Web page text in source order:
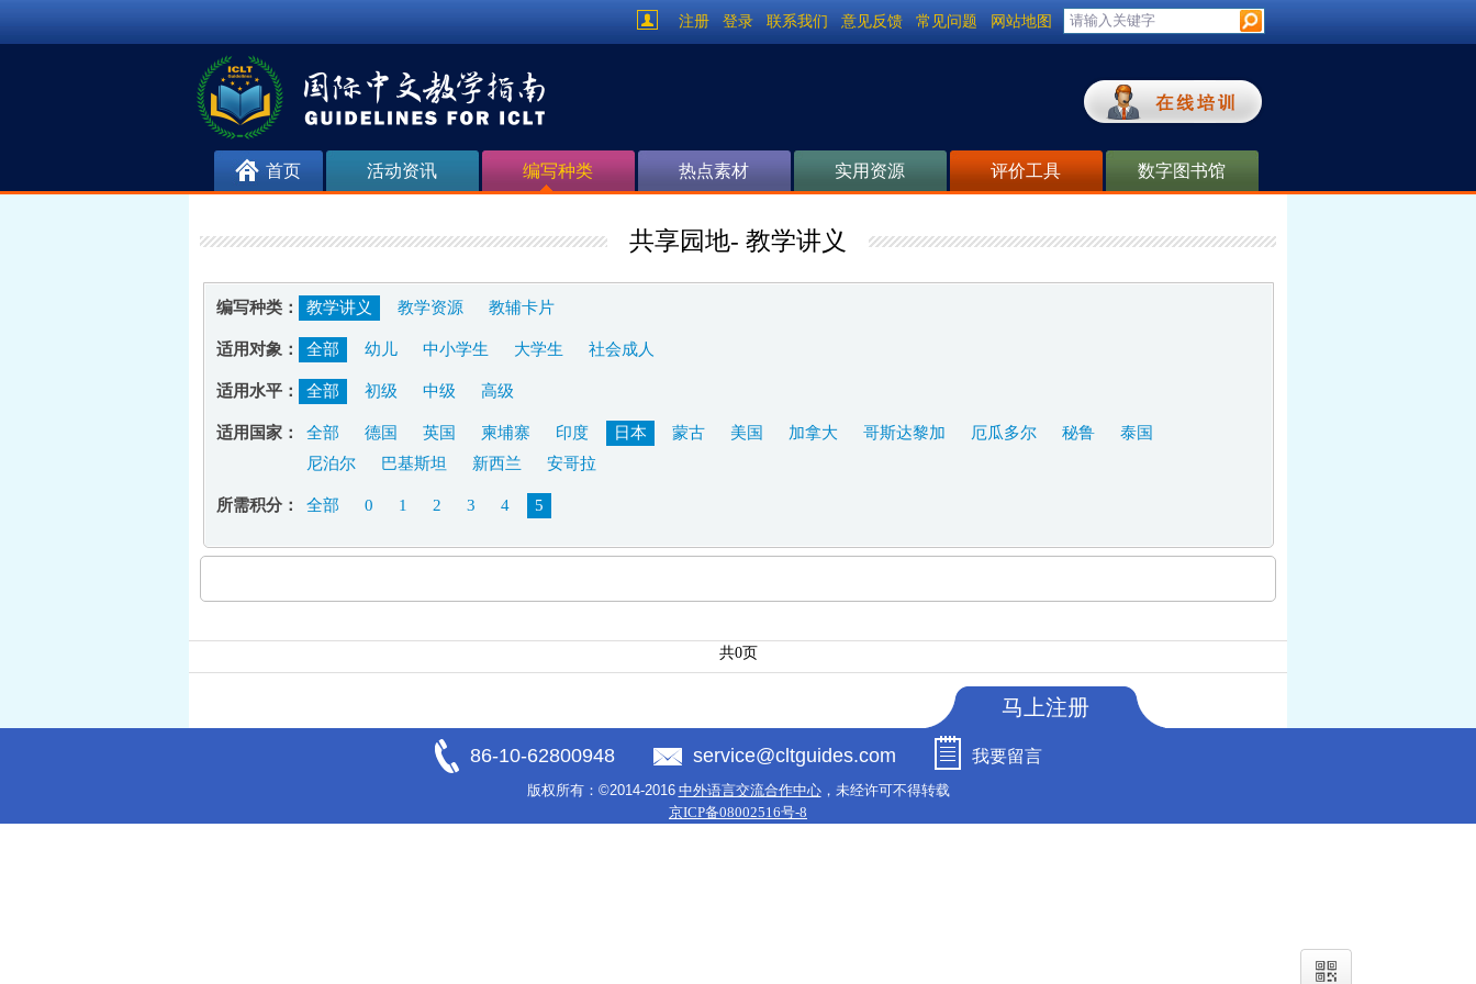
注册 登录 联系我们 意见反馈 常见问题 网站地图
首页 活动资讯 编写种类 热点素材 实用资源 评价工具 数字图书馆
共享园地- 教学讲义
编写种类： 教学讲义 教学资源 教辅卡片
适用对象： 全部 幼儿 中小学生 大学生 社会成人
适用水平： 全部 初级 中级 高级
适用国家： 全部 德国 英国 柬埔寨 印度 日本 蒙古 美国 加拿大 哥斯达黎加 厄瓜多尔 秘鲁
泰国
尼泊尔
巴基斯坦 新西兰 安哥拉
所需积分： 全部 0 1 2 3 4 5
共0页
86-10-62800948 service@cltguides.com 我要留言
马上注册
版权所有： ©2014-2016 中外语言交流合作中心，未经许可不得转载
京ICP备08002516号-8